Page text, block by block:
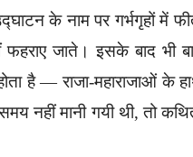
के नाम पर गर्भगृहों में
जाते। इसके बाद भी
से होता है — राजा-महाराजाओं
नहीं मानी गयी थी, तो